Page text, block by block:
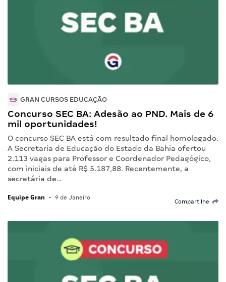
GRAN CURSOS EDUCAÇÃO
Concurso SEC BA: Adesão ao PND. Mais de 6
mil oportunidades!
O concurso SEC BA está com resultado final homologado.
A Secretaria de Educação do Estado da Bahia ofertou
2.113 vagas para Professor e Coordenador Pedagógico,
com iniciais de até R$ 5.187,88. Recentemente, a
secretária de…
Equipe Gran • 9 de Janeiro
Compartilhe